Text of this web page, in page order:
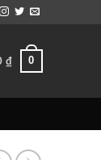
₫ 0